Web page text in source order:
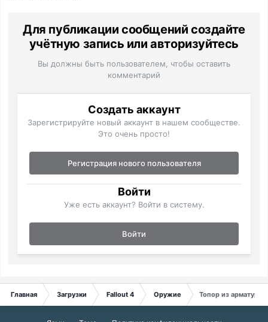
Для публикации сообщений создайте
учётную запись или авторизуйтесь
Вы должны быть пользователем, чтобы оставить
комментарий
Создать аккаунт
Зарегистрируйте новый аккаунт в нашем сообществе.
Это очень просто!
Регистрация нового пользователя
Войти
Уже есть аккаунт? Войти в систему.
Войти
Главная Загрузки Fallout 4 Оружие Топор из арматуры